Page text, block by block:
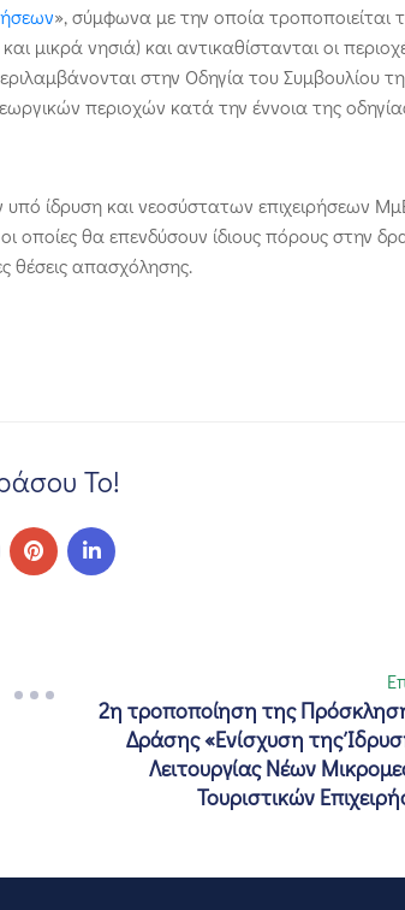
», σύμφωνα με την οποία
μικρά νησιά) και αντικαθίστανται οι
στην Οδηγία του Συμβουλίου
περιοχών κατά την έννοια της
ίδρυση και νεοσύστατων επιχειρήσεων
οποίες θα επενδύσουν ίδιους πόρους στην
θέσεις απασχόλησης.
Το!
2η τροποποίηση της
Δράσης «Ενίσχυση της
Λειτουργίας Νέων
Τουριστικών